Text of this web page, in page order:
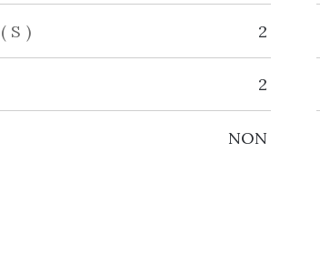
2
2
NON